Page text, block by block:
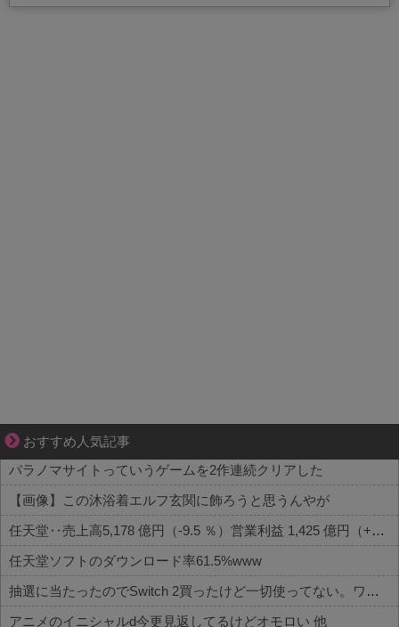
おすすめ人気記事
不器用な二人が辿り着いた、切なく温かい恋物語
パラノマサイトっていうゲームを2作連続クリアした
【画像】この沐浴着エルフ玄関に飾ろうと思うんやが
任天堂‥売上高5,178 億円（-9.5 ％）営業利益 1,425 億円（+150.5 %）
任天堂ソフトのダウンロード率61.5%www
抽選に当たったのでSwitch 2買ったけど一切使ってない。ワイだけ？
アニメのイニシャルd今更見返してるけどオモロい 他